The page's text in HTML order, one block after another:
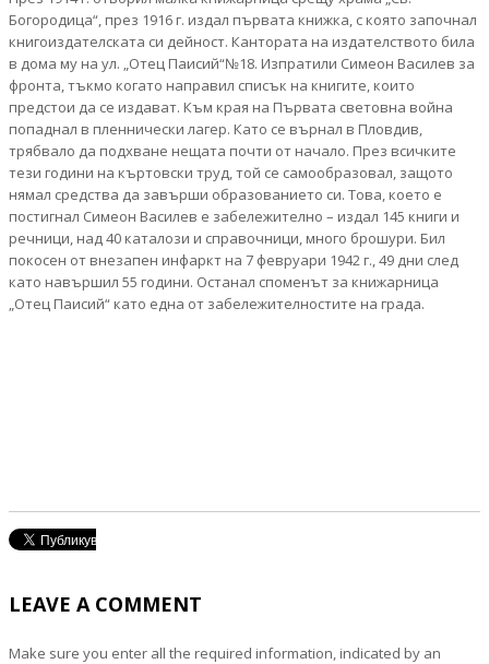
Богородица“, през 1916 г. издал първата книжка, с която започнал
книгоиздателската си дейност. Кантората на издателството била
в дома му на ул. „Отец Паисий“№18. Изпратили Симеон Василев за
фронта, тъкмо когато направил списък на книгите, които
предстои да се издават. Към края на Първата световна война
попаднал в пленнически лагер. Като се върнал в Пловдив,
трябвало да подхване нещата почти от начало. През всичките
тези години на къртовски труд, той се самообразовал, защото
нямал средства да завърши образованието си. Това, което е
постигнал Симеон Василев е забележително – издал 145 книги и
речници, над 40 каталози и справочници, много брошури. Бил
покосен от внезапен инфаркт на 7 февруари 1942 г., 49 дни след
като навършил 55 години. Останал споменът за книжарница
„Отец Паисий“ като една от забележителностите на града.
LEAVE A COMMENT
Make sure you enter all the required information, indicated by an